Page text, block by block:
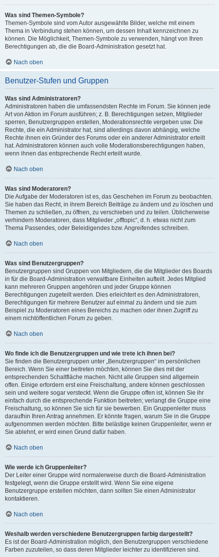
Was sind Themen-Symbole?
Themen-Symbole sind vom Autor ausgewählte Bilder, welche mit einem
Thema in Verbindung stehen können, um dessen Inhalt kennzeichnen zu
können. Die Möglichkeit, Themen-Symbole zu verwenden, hängt von Ihren
Berechtigungen ab, die die Board-Administration gesetzt hat.
Nach oben
Benutzer-Stufen und Gruppen
Was sind Administratoren?
Administratoren haben die umfassendsten Rechte im Forum. Sie können jede
Art von Aktion im Forum ausführen; z. B. Berechtigungen setzen, Mitglieder
sperren, Benutzergruppen erstellen, Moderationsrechte vergeben usw. Die
Rechte, die ein Administrator hat, sind allerdings davon abhängig, welche
Rechte ihnen ein Gründer des Forums oder ein anderer Administrator erteilt
hat. Administratoren können auch volle Moderationsberechtigungen haben,
wenn ihnen das entsprechende Recht erteilt wurde.
Nach oben
Was sind Moderatoren?
Die Aufgabe der Moderatoren ist es, das Geschehen im Forum zu beobachten.
Sie haben das Recht, in ihrem Bereich Beiträge zu ändern und zu löschen und
Themen zu schließen, zu öffnen, zu verschieben und zu teilen. Üblicherweise
verhindern Moderatoren, dass Mitglieder „offtopic“, d. h. etwas nicht zum
Thema Passendes, oder Beleidigendes bzw. Angreifendes schreiben.
Nach oben
Was sind Benutzergruppen?
Benutzergruppen sind Gruppen von Mitgliedern, die die Mitglieder des Boards
in für die Board-Administration verwaltbare Einheiten aufteilt. Jedes Mitglied
kann mehreren Gruppen angehören und jeder Gruppe können
Berechtigungen zugeteilt werden. Dies erleichtert es den Administratoren,
Berechtigungen für mehrere Benutzer auf einmal zu ändern und sie zum
Beispiel zu Moderatoren eines Bereichs zu machen oder ihnen Zugriff zu
einem nichtöffentlichen Forum zu geben.
Nach oben
Wo finde ich die Benutzergruppen und wie trete ich ihnen bei?
Sie finden die Benutzergruppen unter „Benutzergruppen“ im persönlichen
Bereich. Wenn Sie einer beitreten möchten, können Sie dies mit der
entsprechenden Schaltfläche machen. Nicht alle Gruppen sind allgemein
offen. Einige erfordern erst eine Freischaltung, andere können geschlossen
sein und weitere sogar versteckt. Wenn die Gruppe offen ist, können Sie ihr
einfach durch die entsprechende Funktion beitreten; verlangt die Gruppe eine
Freischaltung, so können Sie sich für sie bewerben. Ein Gruppenleiter muss
daraufhin Ihren Antrag annehmen. Er könnte fragen, warum Sie in die Gruppe
aufgenommen werden möchten. Bitte belästige keinen Gruppenleiter, wenn er
Sie ablehnt, er wird einen Grund dafür haben.
Nach oben
Wie werde ich Gruppenleiter?
Der Leiter einer Gruppe wird normalerweise durch die Board-Administration
festgelegt, wenn die Gruppe erstellt wird. Wenn Sie eine eigene
Benutzergruppe erstellen möchten, dann sollten Sie einen Administrator
kontaktieren.
Nach oben
Weshalb werden verschiedene Benutzergruppen farbig dargestellt?
Es ist der Board-Administration möglich, den Benutzergruppen verschiedene
Farben zuzuteilen, so dass deren Mitglieder leichter zu identifizieren sind.